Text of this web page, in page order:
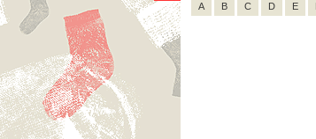
A B C D E